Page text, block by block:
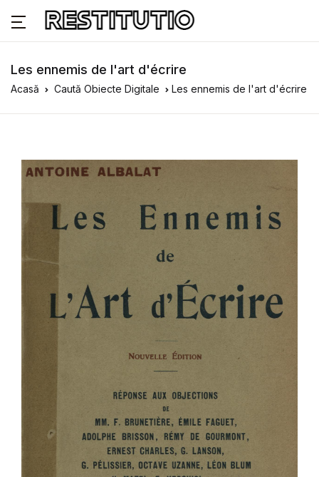
Les ennemis de l'art d'écrire
Acasă Caută Obiecte Digitale Les ennemis de l'art d'écrire